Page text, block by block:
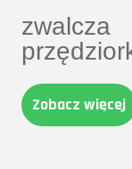
zwalcza
Zobacz więcej